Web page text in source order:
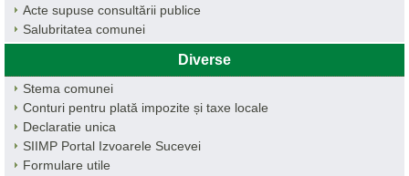
Acte supuse consultării publice
Salubritatea comunei
Diverse
Stema comunei
Conturi pentru plată impozite și taxe locale
Declaratie unica
SIIMP Portal Izvoarele Sucevei
Formulare utile